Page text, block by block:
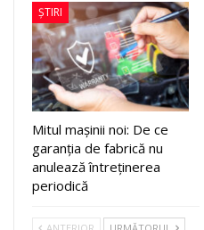
ȘTIRI
Mitul mașinii noi: De ce
garanția de fabrică nu
anulează întreținerea
periodică